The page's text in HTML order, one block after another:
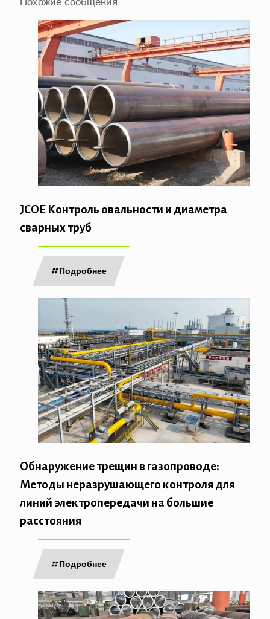
Похожие сообщения
JCOE Контроль овальности и диаметра
сварных труб
Подробнее
Обнаружение трещин в газопроводе:
Методы неразрушающего контроля для
линий электропередачи на большие
расстояния
Подробнее